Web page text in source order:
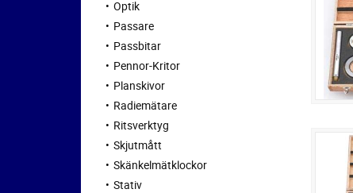
Optik
Passare
Passbitar
Pennor-Kritor
Planskivor
Radiemätare
Ritsverktyg
Skjutmått
Skänkelmätklockor
Stativ